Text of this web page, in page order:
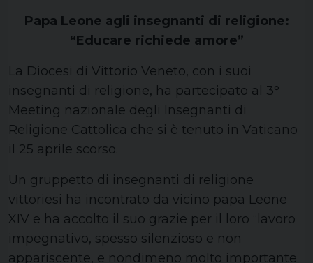
Papa Leone agli insegnanti di religione:
“Educare richiede amore”
La Diocesi di Vittorio Veneto, con i suoi
insegnanti di religione, ha partecipato al 3°
Meeting nazionale degli Insegnanti di
Religione Cattolica che si è tenuto in Vaticano
il 25 aprile scorso.
Un gruppetto di insegnanti di religione
vittoriesi ha incontrato da vicino papa Leone
XIV e ha accolto il suo grazie per il loro “lavoro
impegnativo, spesso silenzioso e non
appariscente, e nondimeno molto importante